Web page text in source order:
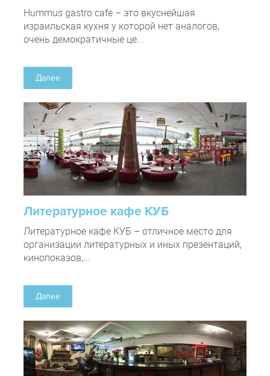
Hummus gastro cafe – это вкуснейшая
израильская кухня у которой нет аналогов,
очень демократичные це...
Далее
Литературное кафе КУБ
Литературное кафе КУБ – отличное место для
организации литературных и иных презентаций,
кинопоказов,...
Далее